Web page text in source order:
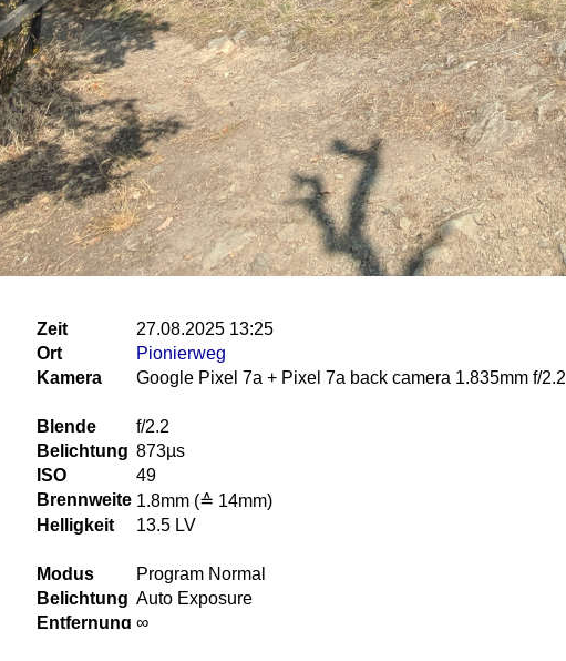
Zeit
27.08.2025 13:25
Ort
Pionierweg
Kamera
Google Pixel 7a + Pixel 7a back camera 1.835mm f/2.2
Blende
f/2.2
Belichtung 873µs
ISO
49
Brennweite 1.8mm (≙ 14mm)
Helligkeit
13.5 LV
Modus
Program Normal
Belichtung Auto Exposure
Entfernung ∞